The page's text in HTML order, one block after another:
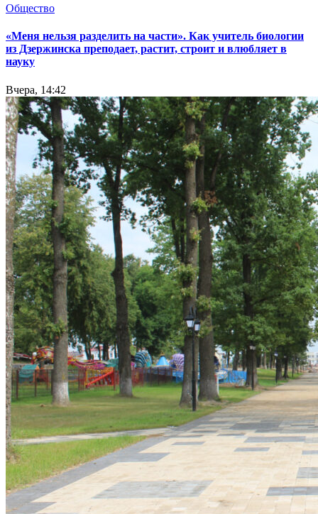
Общество
«Меня нельзя разделить на части». Как учитель биологии
из Дзержинска преподает, растит, строит и влюбляет в
науку
Вчера, 14:42